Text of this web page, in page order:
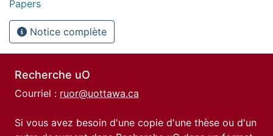
Papers
Notice complète
Recherche uO
Courriel : ruor@uottawa.ca
Si vous avez besoin d'une copie d'une thèse ou d'un